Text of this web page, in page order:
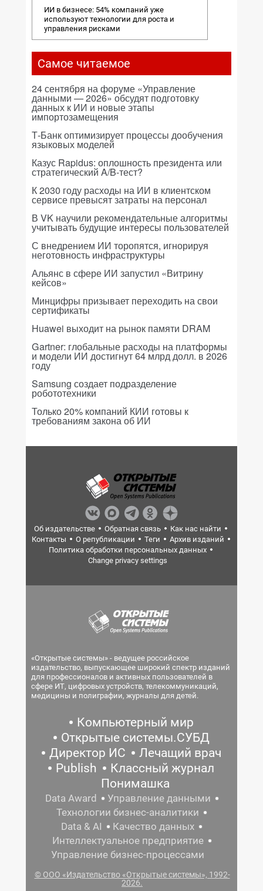
ИИ в бизнесе: 54% компаний уже
используют технологии для роста и
управления рисками
Самое читаемое
24 сентября на форуме «Управление
данными — 2026» обсудят подготовку
данных к ИИ и новые этапы
импортозамещения
Т-Банк оптимизирует процессы дообучения
языковых моделей
Казус Rapidus: оплошность президента или
стратегический A/B-тест?
К 2030 году расходы на ИИ в клиентском
сервисе превысят затраты на персонал
В VK научили рекомендательные алгоритмы
учитывать будущие интересы пользователей
С внедрением ИИ торопятся, игнорируя
неготовность инфраструктуры
Альянс в сфере ИИ запустил «Витрину
кейсов»
Минцифры призывает переходить на свои
сертификаты
Huawei выходит на рынок памяти DRAM
Gartner: глобальные расходы на платформы
и модели ИИ достигнут 64 млрд долл. в 2026
году
Samsung создает подразделение
робототехники
Только 20% компаний КИИ готовы к
требованиям закона об ИИ
Об издательстве Обратная связь
Как нас найти
Контакты
О републикации Теги
Архив изданий
Политика обработки персональных данных
Change privacy settings
«Открытые системы» - ведущее российское
издательство, выпускающее широкий спектр изданий
для профессионалов и активных пользователей в
сфере ИТ, цифровых устройств, телекоммуникаций,
медицины и полиграфии, журналы для детей.
Компьютерный мир
Открытые системы.СУБД
Директор ИС
Лечащий врач
Publish
Классный журнал
Понимашка
Data Award
Управление данными
Технологии бизнес-аналитики
Data & AI
Качество данных
Интеллектуальное предприятие
Управление бизнес-процессами
© ООО «Издательство «Открытые системы», 1992-
2026.